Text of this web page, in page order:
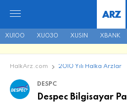
XU100 XU030 XUSIN XBANK
ARZ
HalkArz.com 2010 Yılı Halka Arzlar
DESPC
Despec Bilgisayar